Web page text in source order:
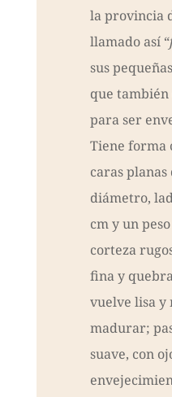
la provincia
llamado así “
sus
que también
para ser
Tiene forma
caras planas
diámetro,
cm y un
corteza
fina y
vuelve lisa y
madurar;
suave, con